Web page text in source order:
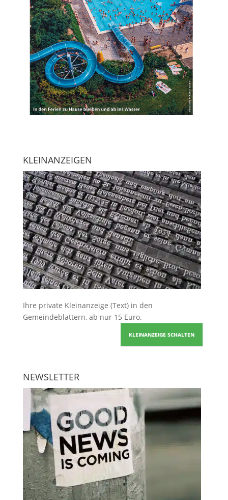
KLEINANZEIGEN
Ihre private Kleinanzeige (Text) in den
Gemeindeblättern, ab nur 15 Euro.
KLEINANZEIGE SCHALTEN
NEWSLETTER